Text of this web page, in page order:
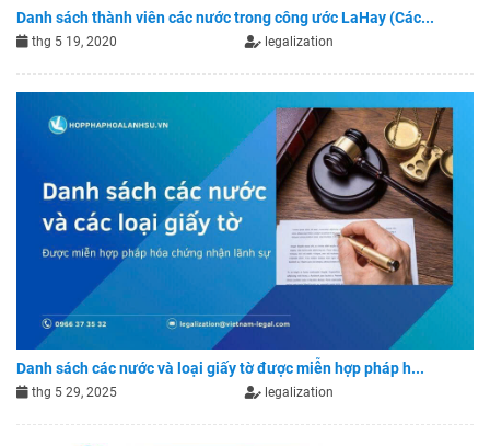
Danh sách thành viên các nước trong công ước LaHay (Các...
thg 5 19, 2020 legalization
Danh sách các nước và loại giấy tờ được miễn hợp pháp h...
thg 5 29, 2025 legalization